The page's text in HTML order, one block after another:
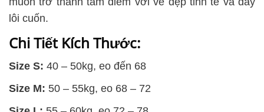
lôi cuốn.
Chi Tiết Kích Thước:
Size S: 40 – 50kg, eo đến 68
Size M: 50 – 55kg, eo 68 – 72